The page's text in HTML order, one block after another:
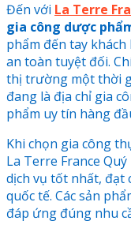
Đến với La Terre
gia công dược
phẩm đến tay
an toàn tuyệt đối.
thị trường một thời
đang là địa chỉ gia
phẩm uy tín hàng
Khi chọn gia công
La Terre France
dịch vụ tốt nhất, đạt
quốc tế. Các sản
đáp ứng đúng nhu